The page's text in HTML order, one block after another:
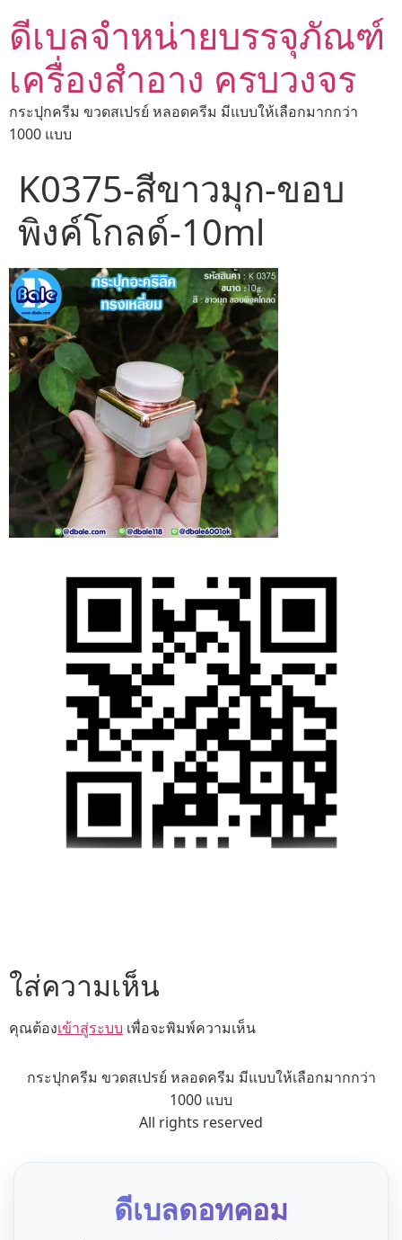
ดีเบลจำหน่ายบรรจุภัณฑ์
เครื่องสำอาง ครบวงจร
กระปุกครีม ขวดสเปรย์ หลอดครีม มีแบบให้เลือกมากกว่า
1000 แบบ
K0375-สีขาวมุก-ขอบ
พิงค์โกลด์-10ml
ใส่ความเห็น
คุณต้องเข้าสู่ระบบ เพื่อจะพิมพ์ความเห็น
กระปุกครีม ขวดสเปรย์ หลอดครีม มีแบบให้เลือกมากกว่า
1000 แบบ
All rights reserved
ดีเบลดอทคอม